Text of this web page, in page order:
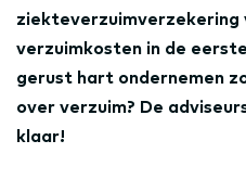
ziekteverzuimverzekering
verzuimkosten in de
gerust hart ondernemen
over verzuim? De
klaar!